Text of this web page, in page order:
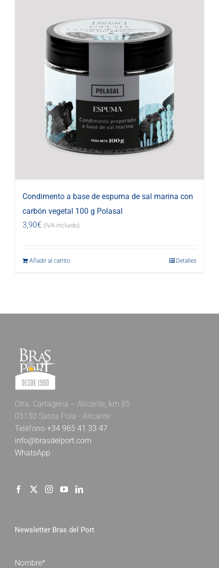
Condimento a base de espuma de sal marina con
carbón vegetal 100 g Polasal
3,90€ (IVA incluido)
Añadir al carrito Detalles
Ctra. Cartagena – Alicante, km 85
03130 Santa Pola - Alicante
Teléfono +34 965 41 33 47
info@brasdelport.com
WhatsApp
Newsletter Bras del Port
Nombre*